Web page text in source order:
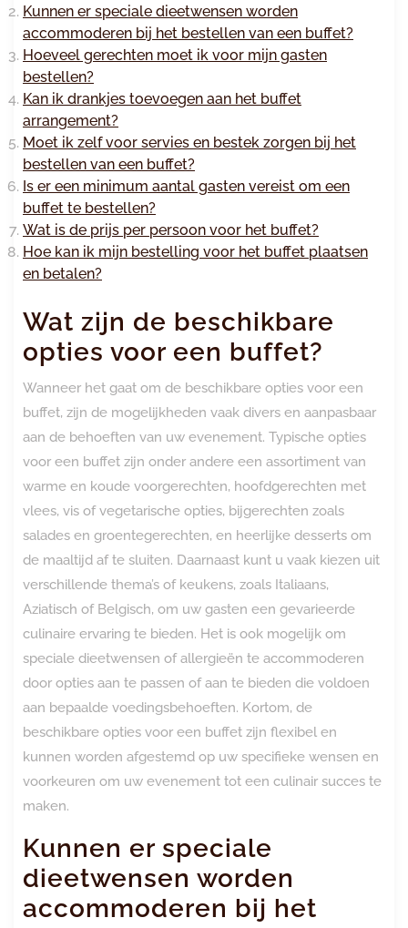
Kunnen er speciale dieetwensen worden
accommoderen bij het bestellen van een buffet?
Hoeveel gerechten moet ik voor mijn gasten
bestellen?
Kan ik drankjes toevoegen aan het buffet
arrangement?
Moet ik zelf voor servies en bestek zorgen bij het
bestellen van een buffet?
Is er een minimum aantal gasten vereist om een
buffet te bestellen?
Wat is de prijs per persoon voor het buffet?
Hoe kan ik mijn bestelling voor het buffet plaatsen
en betalen?
Wat zijn de beschikbare
opties voor een buffet?
Wanneer het gaat om de beschikbare opties voor een
buffet, zijn de mogelijkheden vaak divers en aanpasbaar
aan de behoeften van uw evenement. Typische opties
voor een buffet zijn onder andere een assortiment van
warme en koude voorgerechten, hoofdgerechten met
vlees, vis of vegetarische opties, bijgerechten zoals
salades en groentegerechten, en heerlijke desserts om
de maaltijd af te sluiten. Daarnaast kunt u vaak kiezen uit
verschillende thema’s of keukens, zoals Italiaans,
Aziatisch of Belgisch, om uw gasten een gevarieerde
culinaire ervaring te bieden. Het is ook mogelijk om
speciale dieetwensen of allergieën te accommoderen
door opties aan te passen of aan te bieden die voldoen
aan bepaalde voedingsbehoeften. Kortom, de
beschikbare opties voor een buffet zijn flexibel en
kunnen worden afgestemd op uw specifieke wensen en
voorkeuren om uw evenement tot een culinair succes te
maken.
Kunnen er speciale
dieetwensen worden
accommoderen bij het